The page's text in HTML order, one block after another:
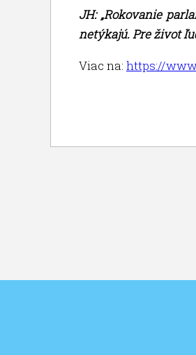
JH: „Rokovanie
netýkajú. Pre život
Viac na: https://